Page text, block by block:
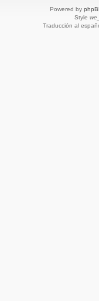
Powered by
Style
Traducción al